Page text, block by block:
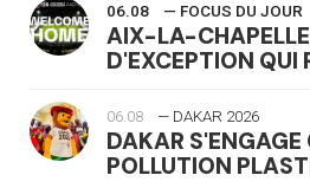
06.08 — FOCUS DU JOUR
AIX-LA-
D'EXCEPTION QUI
06.08 — DAKAR 2026
DAKAR S'ENGAGE
POLLUTION